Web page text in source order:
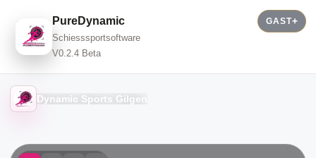
PureDynamic
Schiesssportsoftware
V0.2.4 Beta
GAST
Dynamic Sports Gilgen